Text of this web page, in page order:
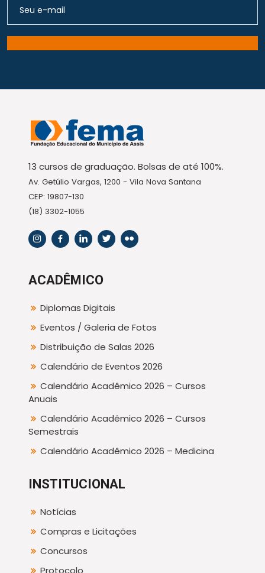
13 cursos de graduação. Bolsas de até 100%.
Av. Getúlio Vargas, 1200 - Vila Nova Santana
CEP: 19807-130
(18) 3302-1055
ACADÊMICO
Diplomas Digitais
Eventos / Galeria de Fotos
Distribuição de Salas 2026
Calendário de Eventos 2026
Calendário Acadêmico 2026 – Cursos
Anuais
Calendário Acadêmico 2026 – Cursos
Semestrais
Calendário Acadêmico 2026 – Medicina
INSTITUCIONAL
Notícias
Compras e Licitações
Concursos
Protocolo